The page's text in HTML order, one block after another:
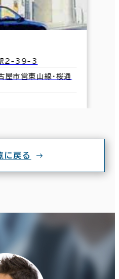
駅2-39-3
屋市営東山線･桜通
に戻る